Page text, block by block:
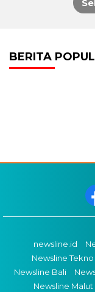
pagination
BERITA
newsline.id
Newsline Tekno
Newsline Bali
Newsline Malut